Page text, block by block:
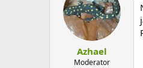
Azhael
Moderator